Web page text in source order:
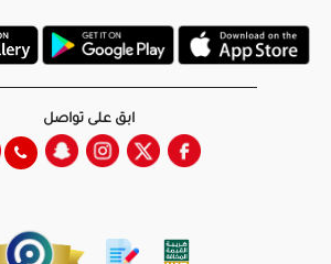
ابق على تواصل